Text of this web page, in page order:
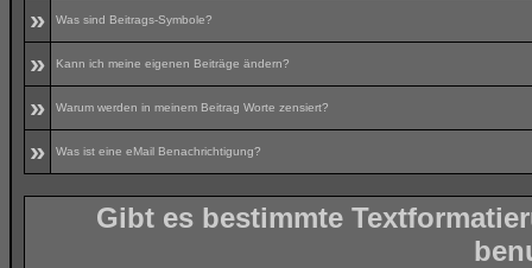
» Was sind Beitrags-Symbole?
» Kann ich meine eigenen Beiträge ändern?
» Warum werden in meinem Beitrag Worte zensiert?
» Was ist eine eMail Benachrichtigung?
Gibt es bestimmte